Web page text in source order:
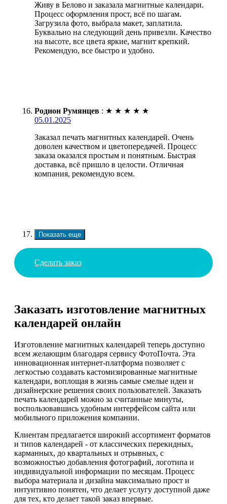
Живу в Белово и заказала магнитные календари.
Процесс оформления прост, всё по шагам.
Загрузила фото, выбрала макет, заплатила.
Буквально на следующий день привезли. Качество
на высоте, все цвета яркие, магнит крепкий.
Рекомендую, все быстро и удобно.
Родион Румянцев : ★ ★ ★ ★ ★
05.01.2025
Заказал печать магнитных календарей. Очень
доволен качеством и цветопередачей. Процесс
заказа оказался простым и понятным. Быстрая
доставка, всё пришло в целости. Отличная
компания, рекомендую всем.
Показать еще
Сделать заказ
Заказать изготовление магнитных
календарей онлайн
Изготовление магнитных календарей теперь доступно
всем желающим благодаря сервису ФотоПочта. Эта
инновационная интернет-платформа позволяет с
легкостью создавать кастомизированные магнитные
календари, воплощая в жизнь самые смелые идеи и
дизайнерские решения своих пользователей. Заказать
печать календарей можно за считанные минуты,
воспользовавшись удобным интерфейсом сайта или
мобильного приложения компании.
Клиентам предлагается широкий ассортимент форматов
и типов календарей - от классических перекидных,
карманных, до квартальных и отрывных, с
возможностью добавления фотографий, логотипа и
индивидуальной информации по месяцам. Процесс
выбора материала и дизайна максимально прост и
интуитивно понятен, что делает услугу доступной даже
для тех, кто делает такой заказ впервые.